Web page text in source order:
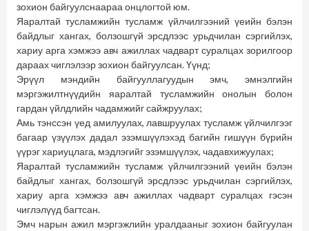
зохион байгуулснаараа онцлогтой юм.
Яаралтай тусламжийн тусламж үйлчилгээний үеийн бэлэн
байдлыг хангах, болзошгүй эрсдлээс урьдчилан сэргийлэх,
хариу арга хэмжээ авч ажиллах чадварт суралцах зорилгоор
дараах чиглэлээр зохион байгуулсан. Үүнд;
Эрүүл мэндийн байгууллагуудын эмч, эмнэлгийн
мэргэжилтнүүдийн яаралтай тусламжийн онолын болон
гардан үйлдлийн чадамжийг сайжруулах;
Амь тэнссэн үед амилуулах, лавшруулах тусламж үйлчилгээг
багаар үзүүлэх дадал эзэмшүүлэхэд багийн гишүүн бүрийн
үүрэг хариуцлага, мэдлэгийг эзэмшүүлэх, чадавхижуулах;
Яаралтай тусламжийн тусламж үйлчилгээний үеийн бэлэн
байдлыг хангах, болзошгүй эрсдлээс урьдчилан сэргийлэх,
хариу арга хэмжээ авч ажиллах чадварт суралцах гэсэн
чиглэлүүд багтсан.
Эмч нарын ажил мэргэжлийн уралдааныг зохион байгуулан